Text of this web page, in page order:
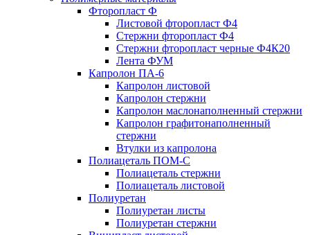
Фторопласт Ф
Листовой фторопласт Ф4
Стержни фторопласт Ф4
Стержни фторопласт черные Ф4К20
Лента ФУМ
Капролон ПА-6
Капролон листовой
Капролон стержни
Капролон маслонаполненный стержни
Капролон графитонаполненный
стержни
Втулки из капролона
Полиацеталь ПОМ-С
Полиацеталь стержни
Полиацеталь листовой
Полиуретан
Полиуретан листы
Полиуретан стержни